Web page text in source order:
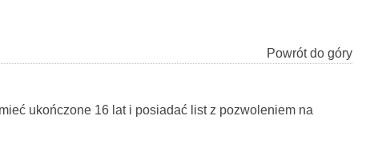
Powrót do góry
ukończone 16 lat i posiadać list z pozwoleniem na